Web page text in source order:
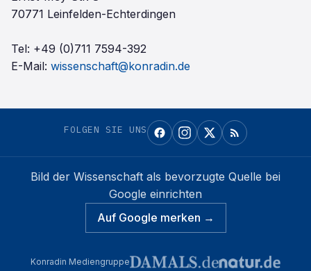
70771 Leinfelden-Echterdingen
Tel: +49 (0)711 7594-392
E-Mail: wissenschaft@konradin.de
FOLGEN SIE UNS
Bild der Wissenschaft als bevorzugte Quelle bei
Google einrichten
Auf Google merken →
Konradin Mediengruppe